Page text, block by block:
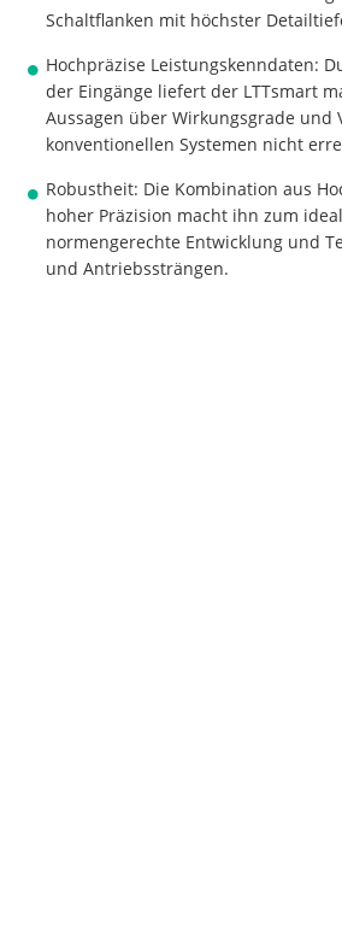
Schaltflanken mit höchster
Hochpräzise Leistungskenndaten:
der Eingänge liefert der LTTsmart
Aussagen über Wirkungsgrade und
konventionellen Systemen nicht
Robustheit: Die Kombination aus
hoher Präzision macht ihn zum
normengerechte Entwicklung und
und Antriebssträngen.